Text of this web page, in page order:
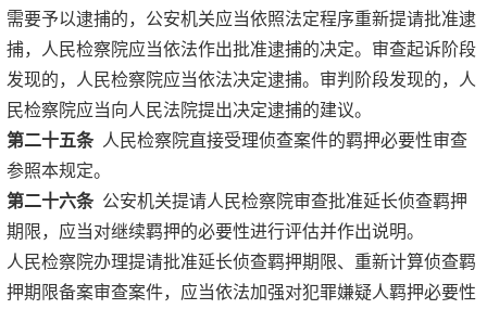
需要予以逮捕的，公安机关应当依照法定程序重新提请批准逮
捕，人民检察院应当依法作出批准逮捕的决定。审查起诉阶段
发现的，人民检察院应当依法决定逮捕。审判阶段发现的，人
民检察院应当向人民法院提出决定逮捕的建议。
第二十五条人民检察院直接受理侦查案件的羁押必要性审查
参照本规定。
第二十六条 公安机关提请人民检察院审查批准延长侦查羁押
期限，应当对继续羁押的必要性进行评估并作出说明。
人民检察院办理提请批准延长侦查羁押期限、重新计算侦查羁
押期限备案审查案件，应当依法加强对犯罪嫌疑人羁押必要性